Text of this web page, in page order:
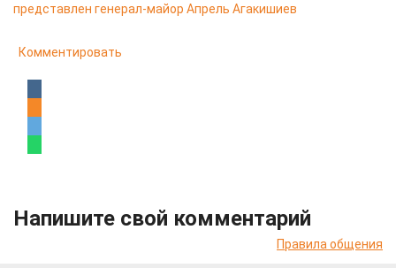
представлен генерал-майор Апрель Агакишиев
Комментировать
Напишите свой комментарий
Правила общения